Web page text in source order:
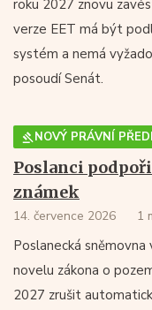
roku 2027 znovu
verze EET má být
systém a nemá
posoudí Senát.
NOVÝ PRÁVNÍ
Poslanci
známek
14. července 2026 1
Poslanecká
novelu zákona o
2027 zrušit